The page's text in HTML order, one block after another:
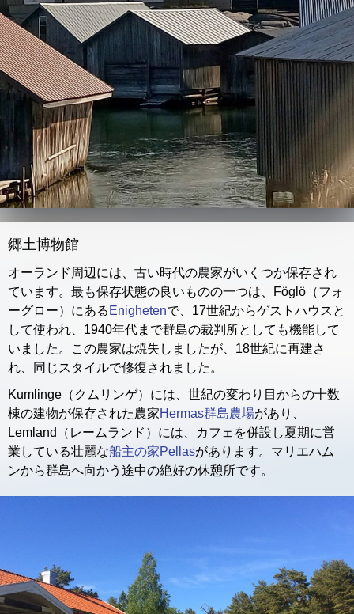
郷土博物館
オーランド周辺には、古い時代の農家がいくつか保存され
ています。最も保存状態の良いものの一つは、Föglö（フォ
ーグロー）にある Enighetenで、17世紀からゲストハウスと
して使われ、1940年代まで群島の裁判所としても機能して
いました。この農家は焼失しましたが、18世紀に再建さ
れ、同じスタイルで修復されました。
Kumlinge（クムリンゲ）には、世紀の変わり目からの十数
棟の建物が保存された農家Hermas群島農場があり、
Lemland（レームランド）には、カフェを併設し夏期に営
業している壮麗な船主の家Pellasがあります。マリエハム
ンから群島へ向かう途中の絶好の休憩所です。